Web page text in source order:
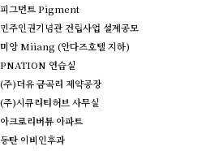
피그먼트 Pigment
민주인권기념관 건립사업 설계공모
미앙 Miiang (안다즈호텔 지하)
PNATION 연습실
(주)더유 금곡리 제약공장
(주)시큐리티허브 사무실
아크로리버뷰 아파트
동탄 이비인후과